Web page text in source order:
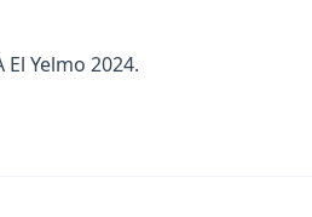
Yelmo 2024.